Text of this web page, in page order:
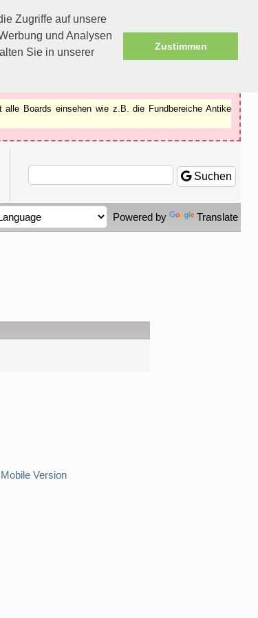
Zugriffe auf unsere
und Analysen
Sie in unserer
Zustimmen
alle Boards einsehen wie z.B. die Fundbereiche Antike
Suchen
Powered by Translate
Mobile Version